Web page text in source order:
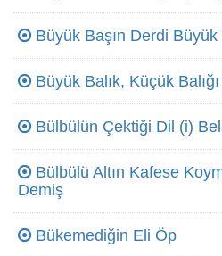
Büyük Başın Derdi Büyük
Büyük Balık, Küçük
Bülbülün Çektiği Dil (i)
Bülbülü Altın Kafese
Demiş
Bükemediğin Eli Öp